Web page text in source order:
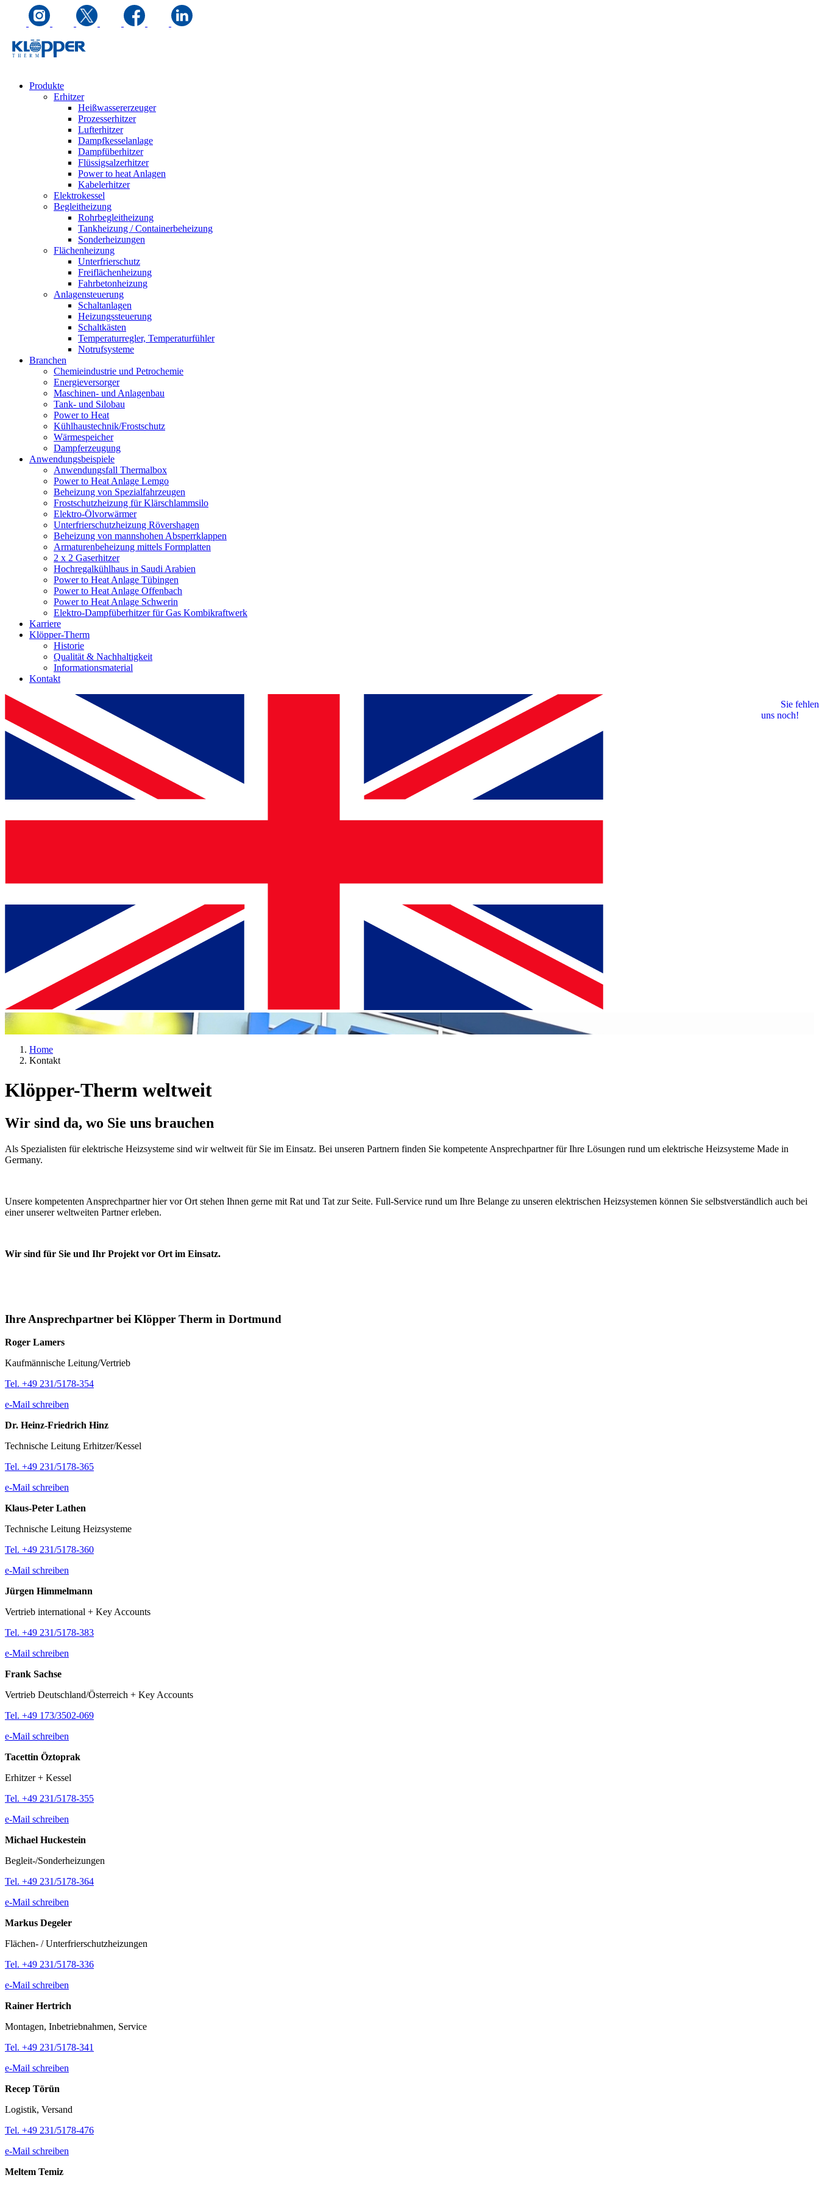
Produkte
Erhitzer
Heißwassererzeuger
Prozesserhitzer
Lufterhitzer
Dampfkesselanlage
Dampfüberhitzer
Flüssigsalzerhitzer
Power to heat Anlagen
Kabelerhitzer
Elektrokessel
Begleitheizung
Rohrbegleitheizung
Tankheizung / Containerbeheizung
Sonderheizungen
Flächenheizung
Unterfrierschutz
Freiflächenheizung
Fahrbetonheizung
Anlagensteuerung
Schaltanlagen
Heizungssteuerung
Schaltkästen
Temperaturregler, Temperaturfühler
Notrufsysteme
Branchen
Chemieindustrie und Petrochemie
Energieversorger
Maschinen- und Anlagenbau
Tank- und Silobau
Power to Heat
Kühlhaustechnik/Frostschutz
Wärmespeicher
Dampferzeugung
Anwendungsbeispiele
Anwendungsfall Thermalbox
Power to Heat Anlage Lemgo
Beheizung von Spezialfahrzeugen
Frostschutzheizung für Klärschlammsilo
Elektro-Ölvorwärmer
Unterfrierschutzheizung Rövershagen
Beheizung von mannshohen Absperrklappen
Armaturenbeheizung mittels Formplatten
2 x 2 Gaserhitzer
Hochregalkühlhaus in Saudi Arabien
Power to Heat Anlage Tübingen
Power to Heat Anlage Offenbach
Power to Heat Anlage Schwerin
Elektro-Dampfüberhitzer für Gas Kombikraftwerk
Karriere
Klöpper-Therm
Historie
Qualität & Nachhaltigkeit
Informationsmaterial
Kontakt
Home
Kontakt
Klöpper-Therm weltweit
Wir sind da, wo Sie uns brauchen
Als Spezialisten für elektrische Heizsysteme sind wir weltweit für Sie im Einsatz. Bei unseren Partnern finden Sie kompetente Ansprechpartner für Ihre Lösungen rund um elektrische Heizsysteme Made in
Germany.
Unsere kompetenten Ansprechpartner hier vor Ort stehen Ihnen gerne mit Rat und Tat zur Seite. Full-Service rund um Ihre Belange zu unseren elektrischen Heizsystemen können Sie selbstverständlich auch bei
einer unserer weltweiten Partner erleben.
Wir sind für Sie und Ihr Projekt vor Ort im Einsatz.
Ihre Ansprechpartner bei Klöpper Therm in Dortmund
Roger Lamers
Kaufmännische Leitung/Vertrieb
Tel. +49 231/5178-354
e-Mail schreiben
Dr. Heinz-Friedrich Hinz
Technische Leitung Erhitzer/Kessel
Tel. +49 231/5178-365
e-Mail schreiben
Klaus-Peter Lathen
Technische Leitung Heizsysteme
Tel. +49 231/5178-360
e-Mail schreiben
Jürgen Himmelmann
Vertrieb international + Key Accounts
Tel. +49 231/5178-383
e-Mail schreiben
Frank Sachse
Vertrieb Deutschland/Österreich + Key Accounts
Tel. +49 173/3502-069
e-Mail schreiben
Tacettin Öztoprak
Erhitzer + Kessel
Tel. +49 231/5178-355
e-Mail schreiben
Michael Huckestein
Begleit-/Sonderheizungen
Tel. +49 231/5178-364
e-Mail schreiben
Markus Degeler
Flächen- / Unterfrierschutzheizungen
Tel. +49 231/5178-336
e-Mail schreiben
Rainer Hertrich
Montagen, Inbetriebnahmen, Service
Tel. +49 231/5178-341
e-Mail schreiben
Recep Törün
Logistik, Versand
Tel. +49 231/5178-476
e-Mail schreiben
Meltem Temiz
Sie fehlen
uns noch!